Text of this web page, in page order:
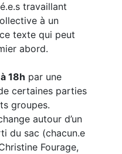
travaillant
à un
texte qui peut
abord.
18h par une
certaines parties
groupes.
autour d’un
du sac (chacun.e
Fourage,